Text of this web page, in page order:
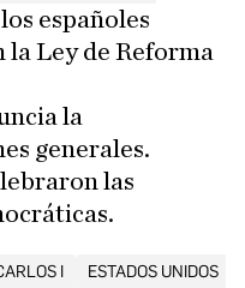
los españoles
la Ley de Reforma
la
generales.
las
I ESTADOS UNIDOS